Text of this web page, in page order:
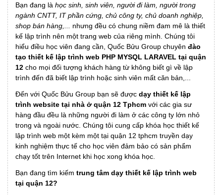
Bạn đang là học sinh, sinh viên, người đi làm, người trong
ngành CNTT, IT phần cứng, chủ công ty, chủ doanh nghiệp,
shop bán hàng,...
nhưng đều có chung niềm đam mê là thiết
kế lập trình nên một trang web của riêng mình. Chúng tôi
hiểu điều học viên đang cần, Quốc Bửu Group chuyên đào
tạo thiết kế lập trình web PHP MYSQL LARAVEL tại quận
12 cho mọi đối tượng khách hàng từ không biết gì về lập
trình đến đã biết lập trình hoặc sinh viên mất căn bản,...
Đến với Quốc Bửu Group bạn sẽ được dạy thiết kế lập
trình website tại nhà ở quận 12 Tphcm với các gia sư
hàng đầu đều là những người đi làm ở các công ty lớn nhỏ
trong và ngoài nước. Chúng tôi cung cấp khóa học thiết kế
lập trình web một kèm một tại quận 12 tphcm truyền dạy
kinh nghiệm thực tế cho học viên đảm bảo có sản phẩm
chạy tốt trên Internet khi học xong khóa học.
Bạn đang tìm kiếm trung tâm dạy thiết kế lập trình web
tại quận 12?